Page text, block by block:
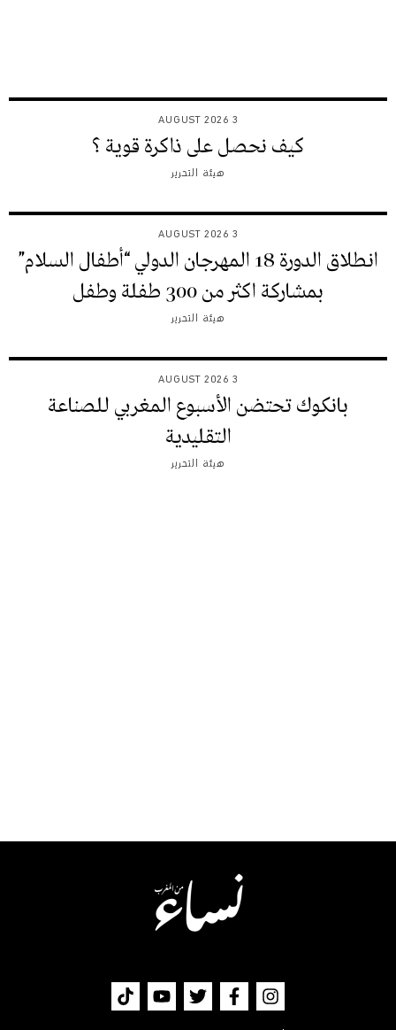
3 AUGUST 2026
كيف نحصل على ذاكرة قوية ؟
هيئة التحرير
3 AUGUST 2026
انطلاق الدورة 18 المهرجان الدولي “أطفال السلام”
بمشاركة اكثر من 300 طفلة وطفل
هيئة التحرير
3 AUGUST 2026
بانكوك تحتضن الأسبوع المغربي للصناعة
التقليدية
هيئة التحرير